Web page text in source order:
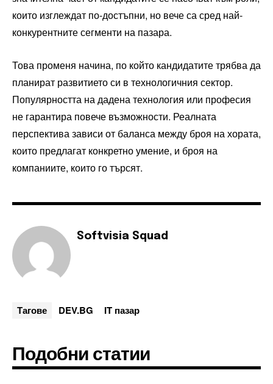
които изглеждат по-достъпни, но вече са сред най-
конкурентните сегменти на пазара.
Това променя начина, по който кандидатите трябва да
планират развитието си в технологичния сектор.
Популярността на дадена технология или професия
не гарантира повече възможности. Реалната
перспектива зависи от баланса между броя на хората,
които предлагат конкретно умение, и броя на
компаниите, които го търсят.
Softvisia Squad
Тагове DEV.BG IT пазар
Подобни статии